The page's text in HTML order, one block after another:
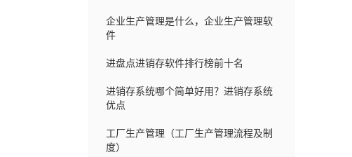
企业生产管理是什么，企业生产管理软
件
进盘点进销存软件排行榜前十名
进销存系统哪个简单好用？进销存系统
优点
工厂生产管理（工厂生产管理流程及制
度）